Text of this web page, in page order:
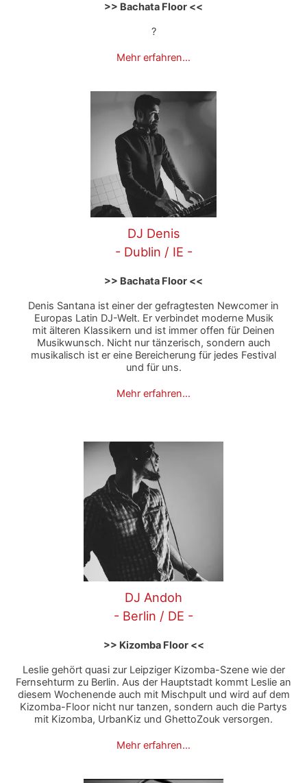
>> Bachata Floor <<
?
Mehr erfahren…
DJ Denis
- Dublin / IE -
>> Bachata Floor <<
Denis Santana ist einer der gefragtesten Newcomer in
Europas Latin DJ-Welt. Er verbindet moderne Musik
mit älteren Klassikern und ist immer offen für Deinen
Musikwunsch. Nicht nur tänzerisch, sondern auch
musikalisch ist er eine Bereicherung für jedes Festival
und für uns.
Mehr erfahren…
DJ Andoh
- Berlin / DE -
>> Kizomba Floor <<
Leslie gehört quasi zur Leipziger Kizomba-Szene wie der
Fernsehturm zu Berlin. Aus der Hauptstadt kommt Leslie an
diesem Wochenende auch mit Mischpult und wird auf dem
Kizomba-Floor nicht nur tanzen, sondern auch die Partys
mit Kizomba, UrbanKiz und GhettoZouk versorgen.
Mehr erfahren…